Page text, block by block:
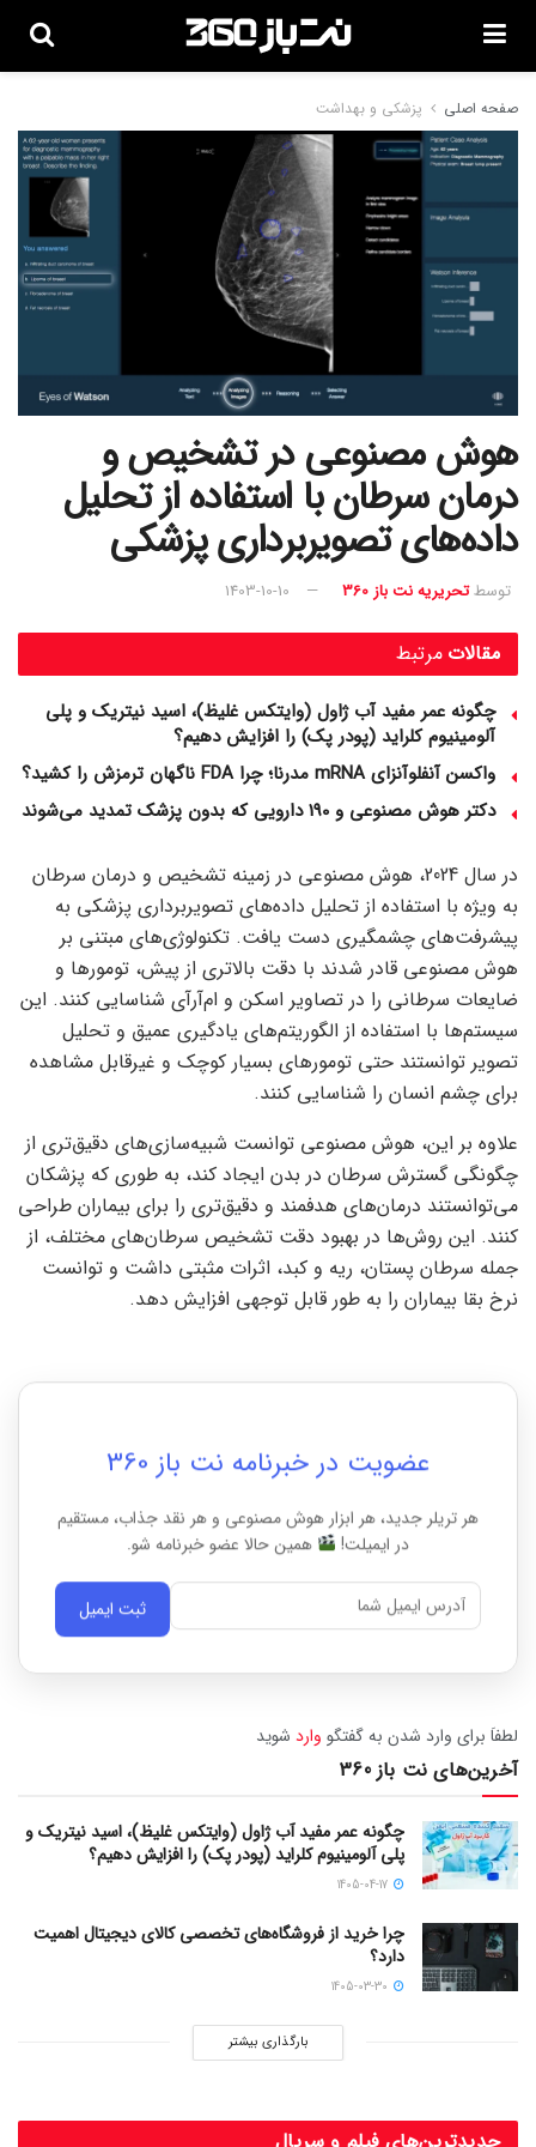
صفحه اصلی پزشکی و بهداشت
هوش مصنوعی در تشخیص و
درمان سرطان با استفاده از تحلیل
داده‌های تصویربرداری پزشکی
توسطتحریریه نت باز 360 1403-10-10
مرتبط مقالات
چگونه عمر مفید آب ژاول (وایتکس غلیظ)، اسید نیتریک و پلی
آلومینیوم کلراید (پودر پک) را افزایش دهیم؟
واکسن آنفلوآنزای mRNA مدرنا؛ چرا FDA ناگهان ترمزش را کشید؟
دکتر هوش مصنوعی و 190 دارویی که بدون پزشک تمدید می‌شوند
در سال 2024، هوش مصنوعی در زمینه تشخیص و درمان سرطان
به ویژه با استفاده از تحلیل داده‌های تصویربرداری پزشکی به
پیشرفت‌های چشمگیری دست یافت. تکنولوژی‌های مبتنی بر
هوش مصنوعی قادر شدند با دقت بالاتری از پیش، تومورها و
ضایعات سرطانی را در تصاویر اسکن و ام‌آر‌آی شناسایی کنند. این
سیستم‌ها با استفاده از الگوریتم‌های یادگیری عمیق و تحلیل
تصویر توانستند حتی تومورهای بسیار کوچک و غیرقابل مشاهده
برای چشم انسان را شناسایی کنند.
علاوه بر این، هوش مصنوعی توانست شبیه‌سازی‌های دقیق‌تری از
چگونگی گسترش سرطان در بدن ایجاد کند، به طوری که پزشکان
می‌توانستند درمان‌های هدفمند و دقیق‌تری را برای بیماران طراحی
کنند. این روش‌ها در بهبود دقت تشخیص سرطان‌های مختلف، از
جمله سرطان پستان، ریه و کبد، اثرات مثبتی داشت و توانست
نرخ بقا بیماران را به طور قابل توجهی افزایش دهد.
عضویت در خبرنامه نت باز 360
هر تریلر جدید، هر ابزار هوش مصنوعی و هر نقد جذاب، مستقیم
در ایمیلت!
همین حالا عضو خبرنامه شو.
ثبت ایمیل
لطفاَ برای وارد شدن به گفتگو وارد شوید
آخرین‌های نت باز 360
چگونه عمر مفید آب ژاول (وایتکس غلیظ)، اسید نیتریک و
پلی آلومینیوم کلراید (پودر پک) را افزایش دهیم؟
چرا خرید از فروشگاه‌های تخصصی کالای دیجیتال اهمیت
دارد؟
بارگذاری بیشتر